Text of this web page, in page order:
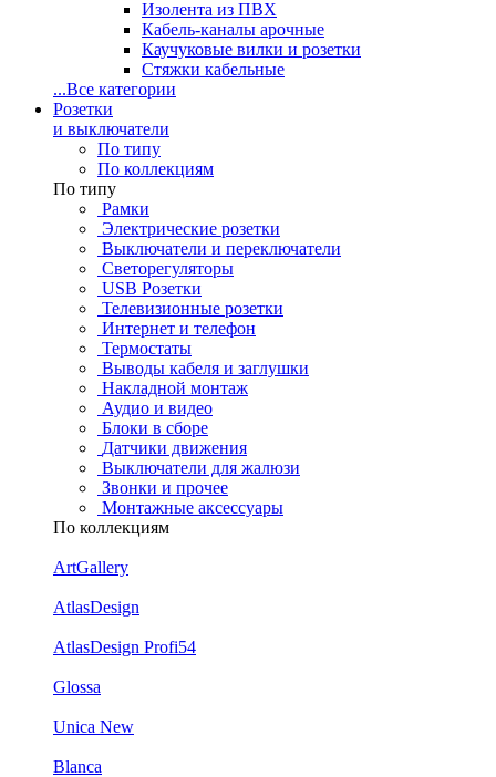
Изолента из ПВХ
Кабель-каналы арочные
Каучуковые вилки и розетки
Стяжки кабельные
...Все категории
Розетки
и выключатели
По типу
По коллекциям
По типу
Рамки
Электрические розетки
Выключатели и переключатели
Светорегуляторы
USB Розетки
Телевизионные розетки
Интернет и телефон
Термостаты
Выводы кабеля и заглушки
Накладной монтаж
Аудио и видео
Блоки в сборе
Датчики движения
Выключатели для жалюзи
Звонки и прочее
Монтажные аксессуары
По коллекциям
ArtGallery
AtlasDesign
AtlasDesign Profi54
Glossa
Unica New
Blanca